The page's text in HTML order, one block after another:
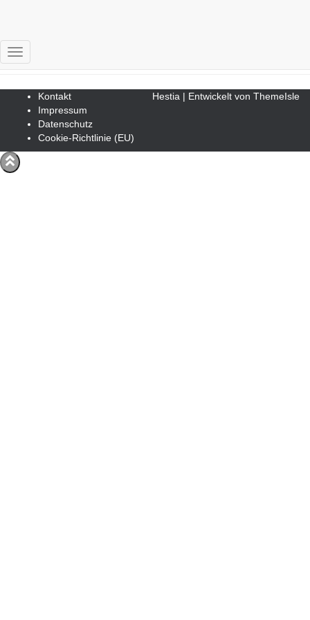
Navigation umschalten
Kontakt
Impressum
Datenschutz
Cookie-Richtlinie (EU)
Hestia | Entwickelt von ThemeIsle